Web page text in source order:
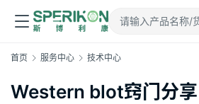
首页 服务中心 技术中心
Western blot窍门分享